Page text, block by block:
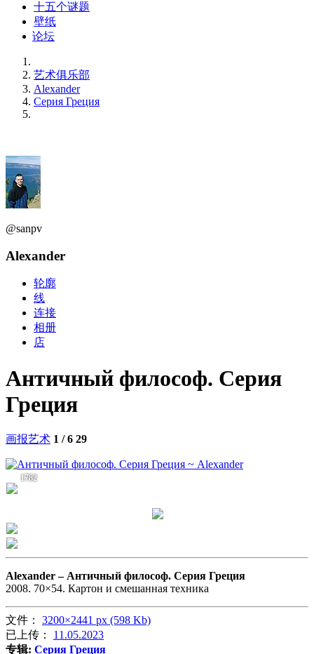
十五个谜题
壁纸
论坛
艺术俱乐部
Alexander
Серия Греция
@sanpv
Alexander
轮廓
线
连接
相册
店
Античный философ. Серия
Греция
画报艺术 1 / 6 29
1782
Alexander – Античный философ. Серия Греция
2008. 70×54. Картон и смешанная техника
文件： 3200×2441 px (598 Kb)
已上传： 11.05.2023
专辑: Серия Греция